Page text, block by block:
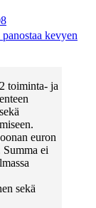
kevyen
toiminta- ja
euron
Summa ei
sekä